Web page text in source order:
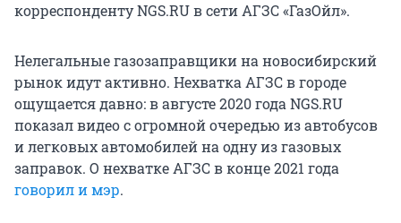
корреспонденту NGS.RU в сети АГЗС «ГазОйл».
Нелегальные газозаправщики на новосибирский
рынок идут активно. Нехватка АГЗС в городе
ощущается давно: в августе 2020 года NGS.RU
показал видео с огромной очередью из автобусов
и легковых автомобилей на одну из газовых
заправок. О нехватке АГЗС в конце 2021 года
говорил и мэр.